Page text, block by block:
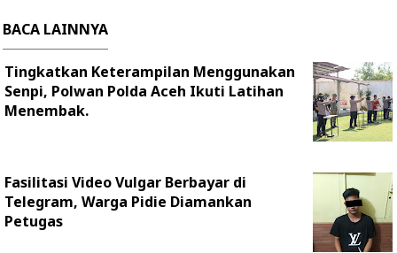
BACA LAINNYA
Tingkatkan Keterampilan Menggunakan
Senpi, Polwan Polda Aceh Ikuti Latihan
Menembak.
Fasilitasi Video Vulgar Berbayar di
Telegram, Warga Pidie Diamankan
Petugas